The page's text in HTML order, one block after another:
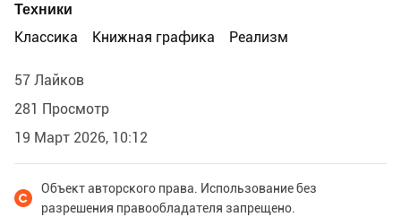
Техники
Классика
Книжная графика Реализм
57 Лайков
281 Просмотр
19 Март 2026, 10:12
Объект авторского права. Использование без
разрешения правообладателя запрещено.